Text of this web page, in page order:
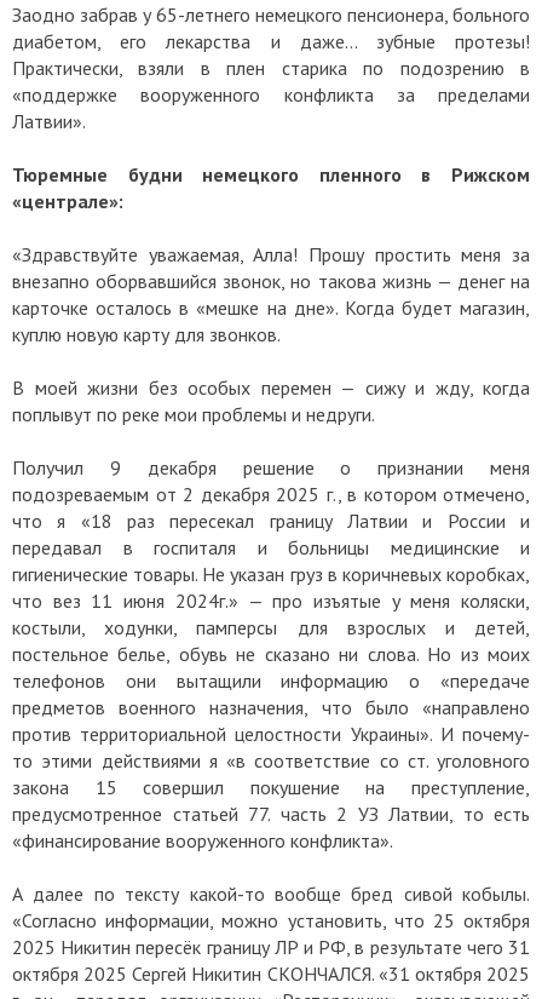
Заодно забрав у 65-летнего немецкого пенсионера, больного
диабетом, его лекарства и даже… зубные протезы!
Практически, взяли в плен старика по подозрению в
«поддержке вооруженного конфликта за пределами
Латвии».
Тюремные будни немецкого пленного в Рижском
«централе»:
«Здравствуйте уважаемая, Алла! Прошу простить меня за
внезапно оборвавшийся звонок, но такова жизнь — денег на
карточке осталось в «мешке на дне». Когда будет магазин,
куплю новую карту для звонков.
В моей жизни без особых перемен — сижу и жду, когда
поплывут по реке мои проблемы и недруги.
Получил 9 декабря решение о признании меня
подозреваемым от 2 декабря 2025 г., в котором отмечено,
что я «18 раз пересекал границу Латвии и России и
передавал в госпиталя и больницы медицинские и
гигиенические товары. Не указан груз в коричневых коробках,
что вез 11 июня 2024г.» — про изъятые у меня коляски,
костыли, ходунки, памперсы для взрослых и детей,
постельное белье, обувь не сказано ни слова. Но из моих
телефонов они вытащили информацию о «передаче
предметов военного назначения, что было «направлено
против территориальной целостности Украины». И почему-
то этими действиями я «в соответствие со ст. уголовного
закона 15 совершил покушение на преступление,
предусмотренное статьей 77. часть 2 УЗ Латвии, то есть
«финансирование вооруженного конфликта».
А далее по тексту какой-то вообще бред сивой кобылы.
«Согласно информации, можно установить, что 25 октября
2025 Никитин пересёк границу ЛР и РФ, в результате чего 31
октября 2025 Сергей Никитин СКОНЧАЛСЯ. «31 октября 2025